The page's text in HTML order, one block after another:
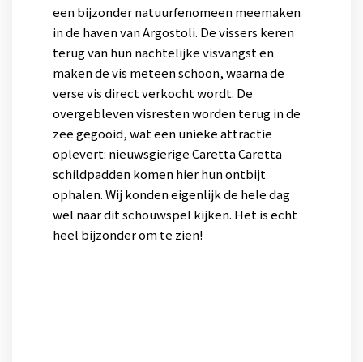
een bijzonder natuurfenomeen meemaken
in de haven van Argostoli. De vissers keren
terug van hun nachtelijke visvangst en
maken de vis meteen schoon, waarna de
verse vis direct verkocht wordt. De
overgebleven visresten worden terug in de
zee gegooid, wat een unieke attractie
oplevert: nieuwsgierige Caretta Caretta
schildpadden komen hier hun ontbijt
ophalen. Wij konden eigenlijk de hele dag
wel naar dit schouwspel kijken. Het is echt
heel bijzonder om te zien!